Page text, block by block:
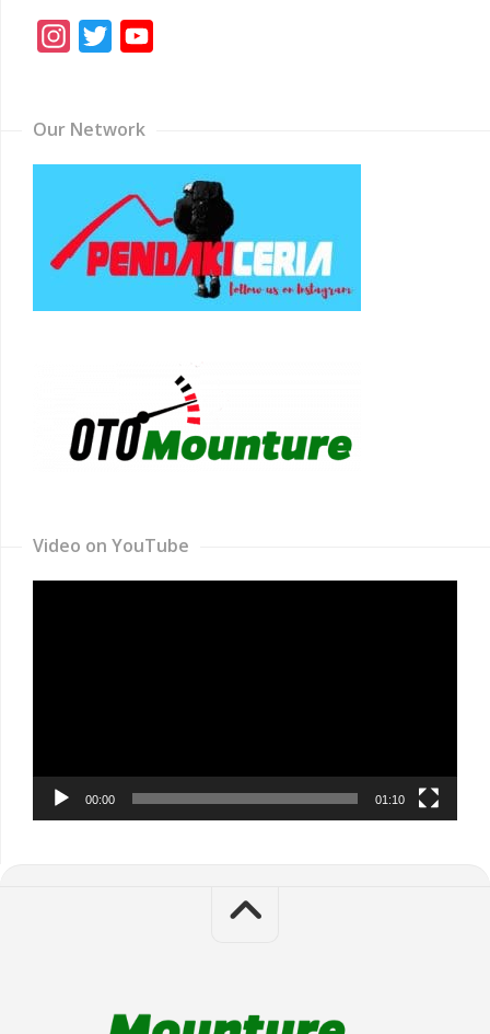
Instagram
Twitter
Our Network
Video on YouTube
00:00 01:10